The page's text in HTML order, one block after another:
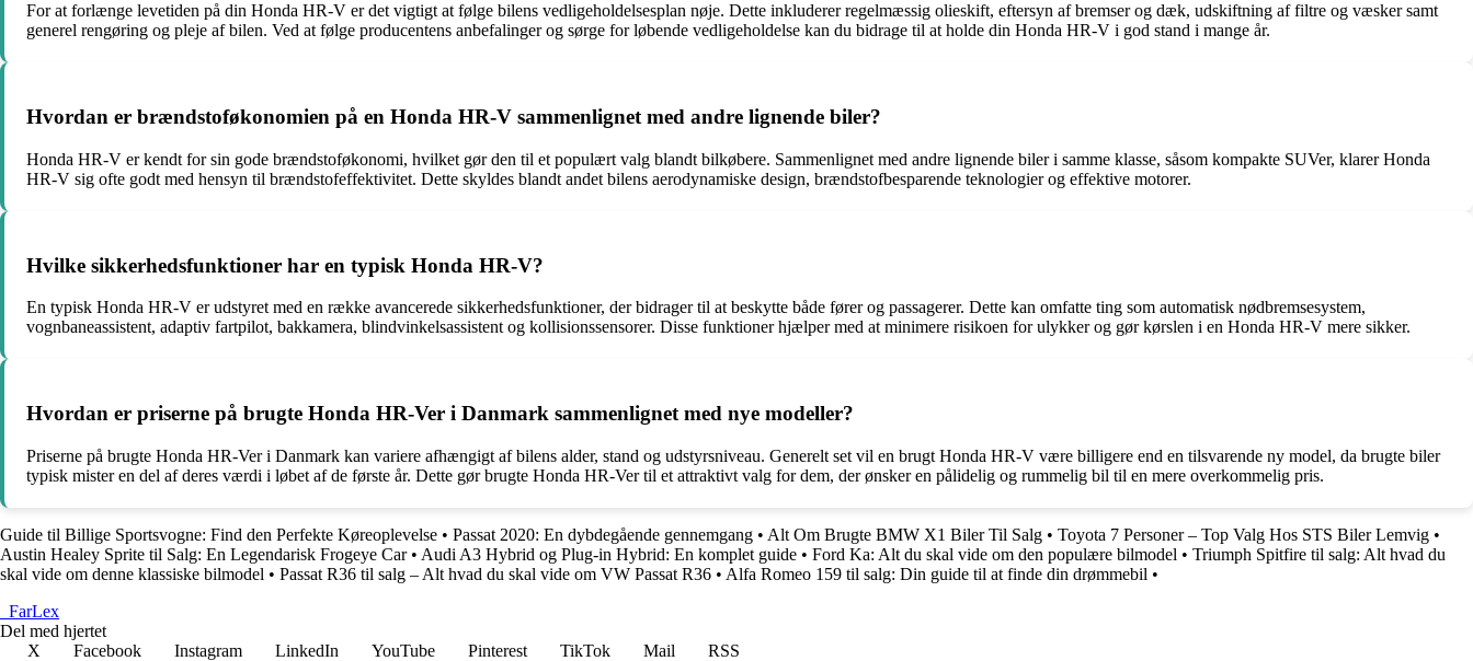
For at forlænge levetiden på din Honda HR-V er det vigtigt at følge bilens vedligeholdelsesplan nøje. Dette inkluderer regelmæssig olieskift, eftersyn af bremser og dæk, udskiftning af filtre og væsker samt
generel rengøring og pleje af bilen. Ved at følge producentens anbefalinger og sørge for løbende vedligeholdelse kan du bidrage til at holde din Honda HR-V i god stand i mange år.
Hvordan er brændstoføkonomien på en Honda HR-V sammenlignet med andre lignende biler?
Honda HR-V er kendt for sin gode brændstoføkonomi, hvilket gør den til et populært valg blandt bilkøbere. Sammenlignet med andre lignende biler i samme klasse, såsom kompakte SUVer, klarer Honda
HR-V sig ofte godt med hensyn til brændstofeffektivitet. Dette skyldes blandt andet bilens aerodynamiske design, brændstofbesparende teknologier og effektive motorer.
Hvilke sikkerhedsfunktioner har en typisk Honda HR-V?
En typisk Honda HR-V er udstyret med en række avancerede sikkerhedsfunktioner, der bidrager til at beskytte både fører og passagerer. Dette kan omfatte ting som automatisk nødbremsesystem,
vognbaneassistent, adaptiv fartpilot, bakkamera, blindvinkelsassistent og kollisionssensorer. Disse funktioner hjælper med at minimere risikoen for ulykker og gør kørslen i en Honda HR-V mere sikker.
Hvordan er priserne på brugte Honda HR-Ver i Danmark sammenlignet med nye modeller?
Priserne på brugte Honda HR-Ver i Danmark kan variere afhængigt af bilens alder, stand og udstyrsniveau. Generelt set vil en brugt Honda HR-V være billigere end en tilsvarende ny model, da brugte biler
typisk mister en del af deres værdi i løbet af de første år. Dette gør brugte Honda HR-Ver til et attraktivt valg for dem, der ønsker en pålidelig og rummelig bil til en mere overkommelig pris.
Guide til Billige Sportsvogne: Find den Perfekte Køreoplevelse • Passat 2020: En dybdegående gennemgang • Alt Om Brugte BMW X1 Biler Til Salg • Toyota 7 Personer – Top Valg Hos STS Biler Lemvig •
Austin Healey Sprite til Salg: En Legendarisk Frogeye Car• Audi A3 Hybrid og Plug-in Hybrid: En komplet guide • Ford Ka: Alt du skal vide om den populære bilmodel • Triumph Spitfire til salg: Alt hvad du
skal vide om denne klassiske bilmodel • Passat R36 til salg – Alt hvad du skal vide om VW Passat R36 • Alfa Romeo 159 til salg: Din guide til at finde din drømmebil •
FarLex
Del med hjertet
X
Facebook Instagram LinkedIn YouTube Pinterest TikTok Mail
RSS